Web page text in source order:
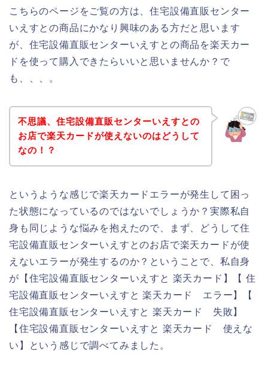
こちらのページをご覧の方は、住宅設備直販センター
いえすとの商品にかなり興味のある方だと思います
が、住宅設備直販センターいえすとの商品を楽天カー
ドを使って購入できたらいいと思いませんか？で
も、、、。
不思議、住宅設備直販センターいえすとの
お店で楽天カードが使えないのはどうして
なの！？
というような感じで楽天カードエラーが発生して困っ
た状態になっているのではないでしょうか？実際私自
身も同じような悩みを抱えたので、まず、どうして住
宅設備直販センターいえすとのお店で楽天カードが使
えないエラーが発生するのか？ということで、私自身
が【住宅設備直販センターいえすと 楽天カード】【 住
宅設備直販センターいえすと 楽天カード エラー】【
住宅設備直販センターいえすと 楽天カード 失敗】
【住宅設備直販センターいえすと 楽天カード 使えな
い】という感じで調べてみました。